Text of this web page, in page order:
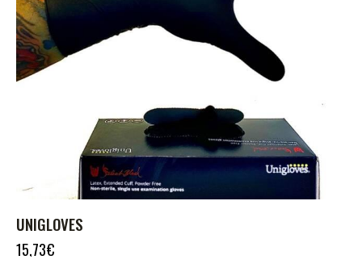
UNIGLOVES
15,73€